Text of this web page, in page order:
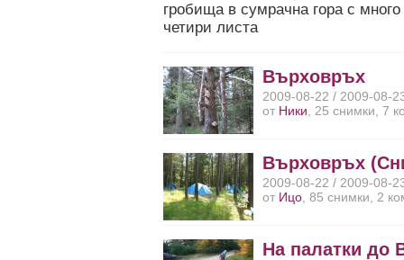
гробища в сумрачна гора с
четири листа
Върховръх
2009-08-22 / 2009-08-
от Ники , 25 снимки, 7
Върховръх
2009-08-22 / 2009-08-
от Ицо , 85 снимки, 2
На палатки до